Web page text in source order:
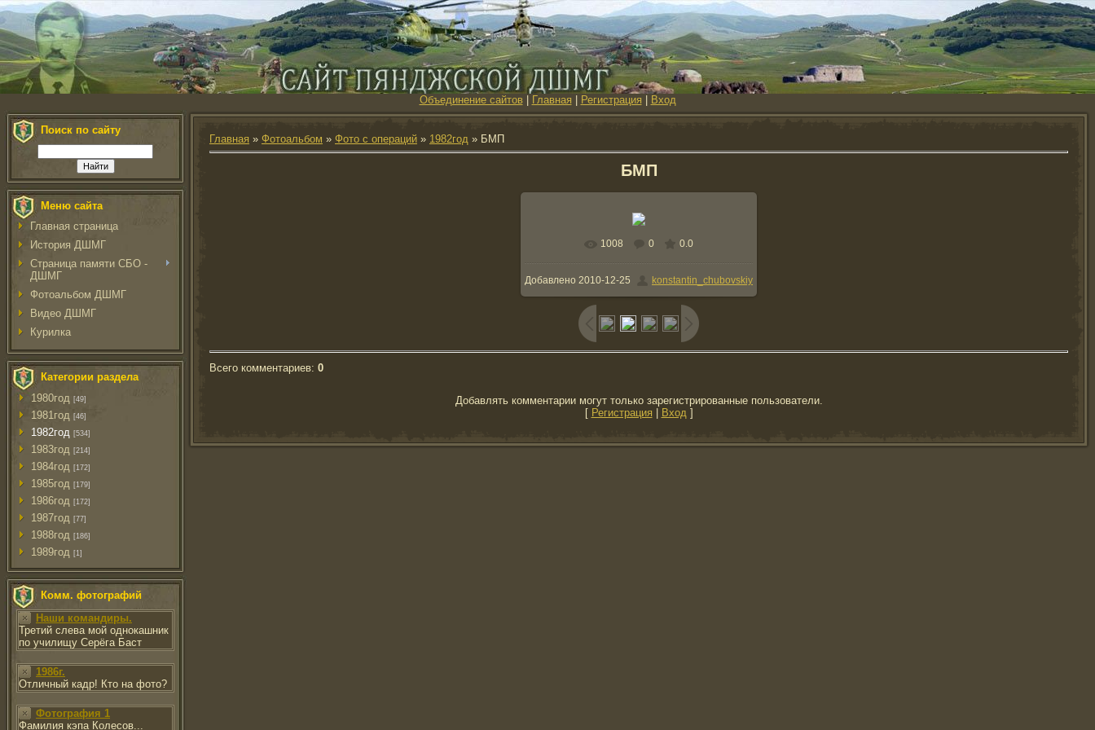
Объединение сайтов| Главная Регистрация Вход
Поиск по сайту
Меню сайта
Главная страница
История ДШМГ
Страница памяти СБО -
ДШМГ
Фотоальбом ДШМГ
Видео ДШМГ
Курилка
Категории раздела
1980год [49]
1981год [46]
1982год [534]
1983год [214]
1984год [172]
1985год [179]
1986год [172]
1987год [77]
1988год [186]
1989год [1]
Комм. фотографий
Наши командиры.
Третий слева мой однокашник
по училищу Серёга Баст
1986г.
Отличный кадр! Кто на фото?
Фотография 1
Фамилия кэпа Колесов...
Главная » Фотоальбом » Фото с операций » 1982год » БМП
БМП
В реальном размере 1378x1013
1008 0 0.0
Добавлено 2010-12-25 konstantin_chubovskiy
Всего комментариев: 0
Добавлять комментарии могут только зарегистрированные пользователи.
[ Регистрация Вход]